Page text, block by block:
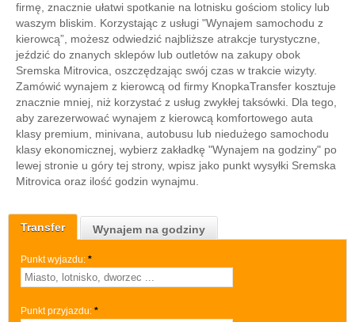
Transfer Wynajem na godziny
Punkt wyjazdu: *
Punkt przyjazdu: *
firmę, znacznie ułatwi spotkanie na lotnisku gościom stolicy lub
waszym bliskim. Korzystając z usługi "Wynajem samochodu z
kierowcą”, możesz odwiedzić najbliższe atrakcje turystyczne,
jeździć do znanych sklepów lub outletów na zakupy obok
Sremska Mitrovica, oszczędzając swój czas w trakcie wizyty.
Zamówić wynajem z kierowcą od firmy KnopkaTransfer kosztuje
znacznie mniej, niż korzystać z usług zwykłej taksówki. Dla tego,
aby zarezerwować wynajem z kierowcą komfortowego auta
klasy premium, minivana, autobusu lub niedużego samochodu
klasy ekonomicznej, wybierz zakładkę "Wynajem na godziny" po
lewej stronie u góry tej strony, wpisz jako punkt wysyłki Sremska
Mitrovica oraz ilość godzin wynajmu.